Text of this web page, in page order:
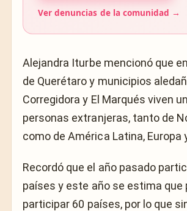
Ver denuncias de la comunidad →
Alejandra Iturbe mencionó que
de Querétaro y municipios
Corregidora y El Marqués viven
personas extranjeras, tanto de
como de América Latina, Europa
Recordó que el año pasado
países y este año se estima que
participar 60 países, por lo que